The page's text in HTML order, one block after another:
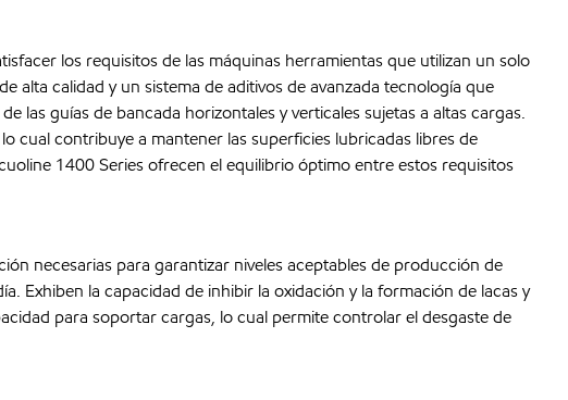
los requisitos de las máquinas herramientas que utilizan un solo
alta calidad y un sistema de aditivos de avanzada tecnología que
las guías de bancada horizontales y verticales sujetas a altas cargas.
cual contribuye a mantener las superficies lubricadas libres de
1400 Series ofrecen el equilibrio óptimo entre estos requisitos
necesarias para garantizar niveles aceptables de producción de
Exhiben la capacidad de inhibir la oxidación y la formación de lacas y
para soportar cargas, lo cual permite controlar el desgaste de